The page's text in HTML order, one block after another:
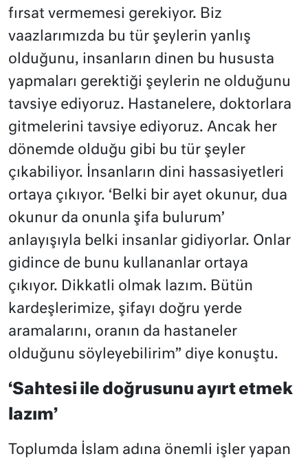
fırsat vermemesi gerekiyor. Biz
vaazlarımızda bu tür şeylerin yanlış
olduğunu, insanların dinen bu hususta
yapmaları gerektiği şeylerin ne olduğunu
tavsiye ediyoruz. Hastanelere, doktorlara
gitmelerini tavsiye ediyoruz. Ancak her
dönemde olduğu gibi bu tür şeyler
çıkabiliyor. İnsanların dini hassasiyetleri
ortaya çıkıyor. ‘Belki bir ayet okunur, dua
okunur da onunla şifa bulurum’
anlayışıyla belki insanlar gidiyorlar. Onlar
gidince de bunu kullananlar ortaya
çıkıyor. Dikkatli olmak lazım. Bütün
kardeşlerimize, şifayı doğru yerde
aramalarını, oranın da hastaneler
olduğunu söyleyebilirim” diye konuştu.
‘Sahtesi ile doğrusunu ayırt etmek
lazım’
Toplumda İslam adına önemli işler yapan